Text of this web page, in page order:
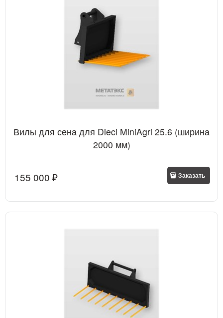
Вилы для сена для Dieci MiniAgri 25.6 (ширина
2000 мм)
155 000 ₽ Заказать